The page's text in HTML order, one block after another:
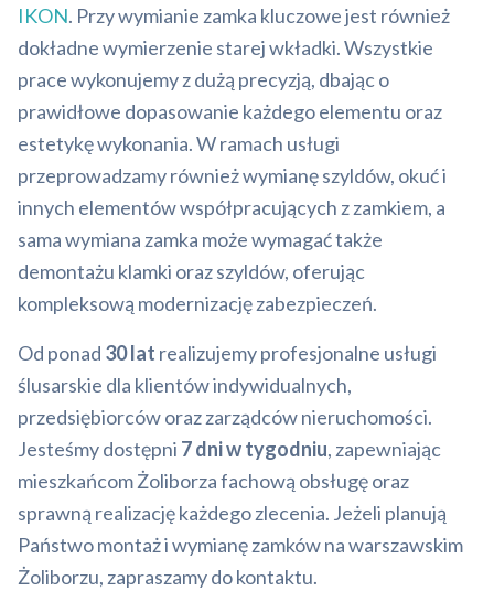
IKON. Przy wymianie zamka kluczowe jest również
dokładne wymierzenie starej wkładki. Wszystkie
prace wykonujemy z dużą precyzją, dbając o
prawidłowe dopasowanie każdego elementu oraz
estetykę wykonania. W ramach usługi
przeprowadzamy również wymianę szyldów, okuć i
innych elementów współpracujących z zamkiem, a
sama wymiana zamka może wymagać także
demontażu klamki oraz szyldów, oferując
kompleksową modernizację zabezpieczeń.
Od ponad 30 lat realizujemy profesjonalne usługi
ślusarskie dla klientów indywidualnych,
przedsiębiorców oraz zarządców nieruchomości.
Jesteśmy dostępni 7 dni w tygodniu, zapewniając
mieszkańcom Żoliborza fachową obsługę oraz
sprawną realizację każdego zlecenia. Jeżeli planują
Państwo montaż i wymianę zamków na warszawskim
Żoliborzu, zapraszamy do kontaktu.